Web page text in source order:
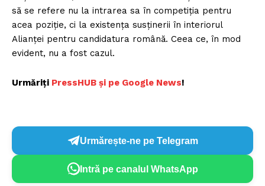
să se refere nu la intrarea sa în competiția pentru
acea poziție, ci la existența susținerii în interiorul
Alianței pentru candidatura română. Ceea ce, în mod
evident, nu a fost cazul.
Urmăriți PressHUB și pe Google News!
Urmărește-ne pe Telegram
Intră pe canalul WhatsApp